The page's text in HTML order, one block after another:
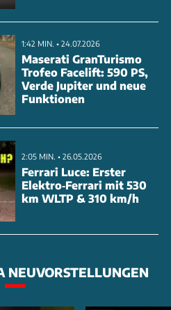
1:42 MIN. • 24.07.2026
Maserati GranTurismo
Trofeo Facelift: 590 PS,
Verde Jupiter und neue
Funktionen
2:05 MIN. • 26.05.2026
Ferrari Luce: Erster
Elektro‑Ferrari mit 530
km WLTP & 310 km/h
NEUVORSTELLUNGEN